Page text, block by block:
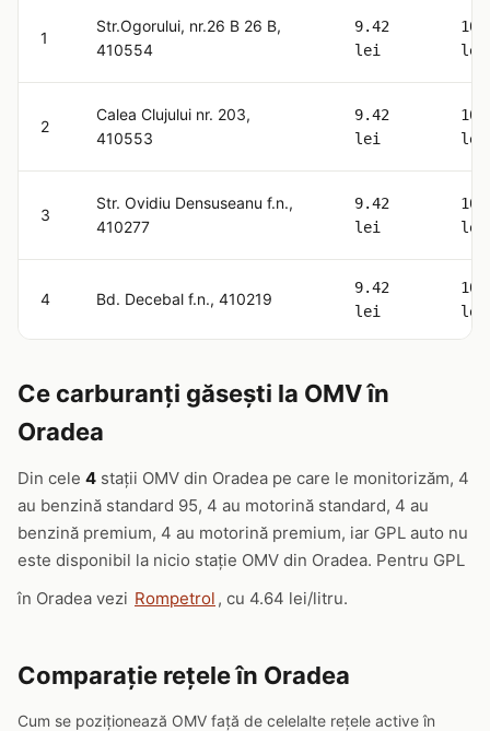
1
Str.Ogorului, nr.26 B 26 B,
410554
9.42
lei
lei
2
Calea Clujului nr. 203,
410553
9.42
lei
lei
3
Str. Ovidiu Densuseanu f.n.,
410277
9.42
lei
lei
4 Bd. Decebal f.n., 410219
9.42
lei
lei
Ce carburanți găsești la OMV în
Oradea
Din cele 4 stații OMV din Oradea pe care le monitorizăm, 4
au benzină standard 95, 4 au motorină standard, 4 au
benzină premium, 4 au motorină premium, iar GPL auto nu
este disponibil la nicio stație OMV din Oradea. Pentru GPL
în Oradea vezi Rompetrol , cu 4.64 lei/litru.
Comparație rețele în Oradea
Cum se poziționează OMV față de celelalte rețele active în